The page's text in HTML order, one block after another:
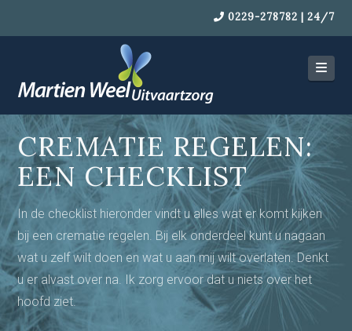
0229-278782 | 24/7
CREMATIE REGELEN:
EEN CHECKLIST
In de checklist hieronder vindt u alles wat er komt kijken
bij een crematie regelen. Bij elk onderdeel kunt u nagaan
wat u zelf wilt doen en wat u aan mij wilt overlaten. Denkt
u er alvast over na. Ik zorg ervoor dat u niets over het
hoofd ziet.